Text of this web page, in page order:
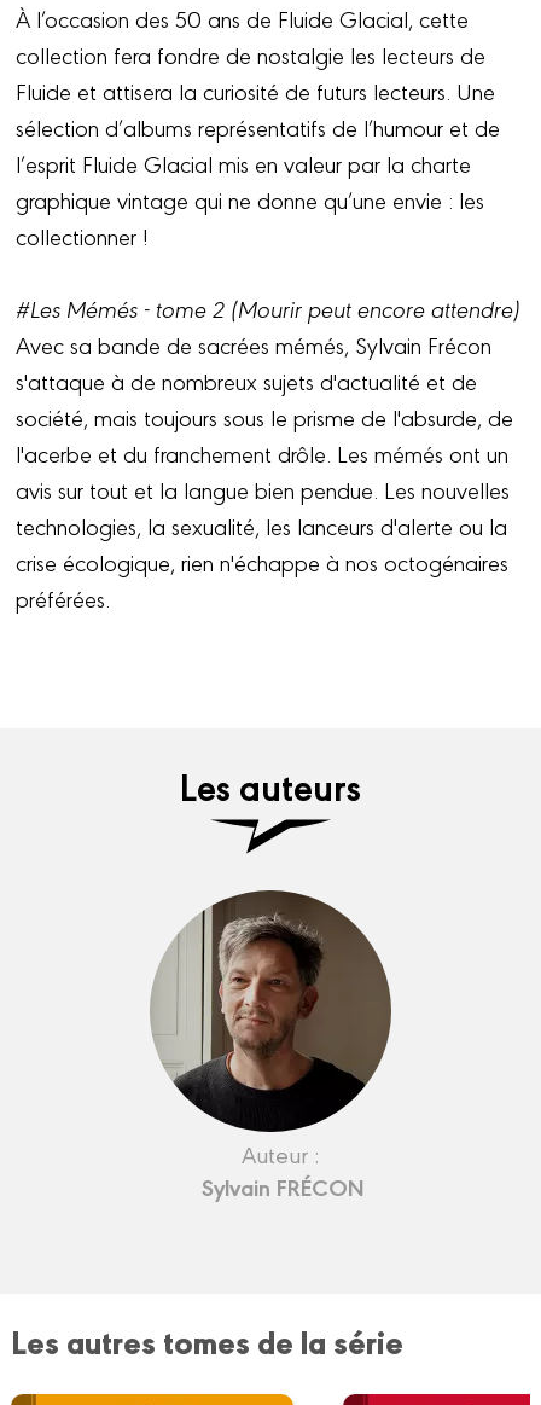
À l’occasion des 50 ans de Fluide Glacial, cette
collection fera fondre de nostalgie les lecteurs de
Fluide et attisera la curiosité de futurs lecteurs. Une
sélection d’albums représentatifs de l’humour et de
l’esprit Fluide Glacial mis en valeur par la charte
graphique vintage qui ne donne qu’une envie : les
collectionner !
#Les Mémés - tome 2 (Mourir peut encore attendre)
Avec sa bande de sacrées mémés, Sylvain Frécon
s'attaque à de nombreux sujets d'actualité et de
société, mais toujours sous le prisme de l'absurde, de
l'acerbe et du franchement drôle. Les mémés ont un
avis sur tout et la langue bien pendue. Les nouvelles
technologies, la sexualité, les lanceurs d'alerte ou la
crise écologique, rien n'échappe à nos octogénaires
préférées.
Les auteurs
Auteur :
Sylvain FRÉCON
Les autres tomes de la série